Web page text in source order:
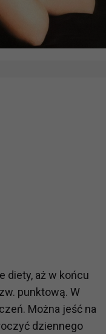
diety, aż w końcu
punktową. W
Można jeść na
dziennego